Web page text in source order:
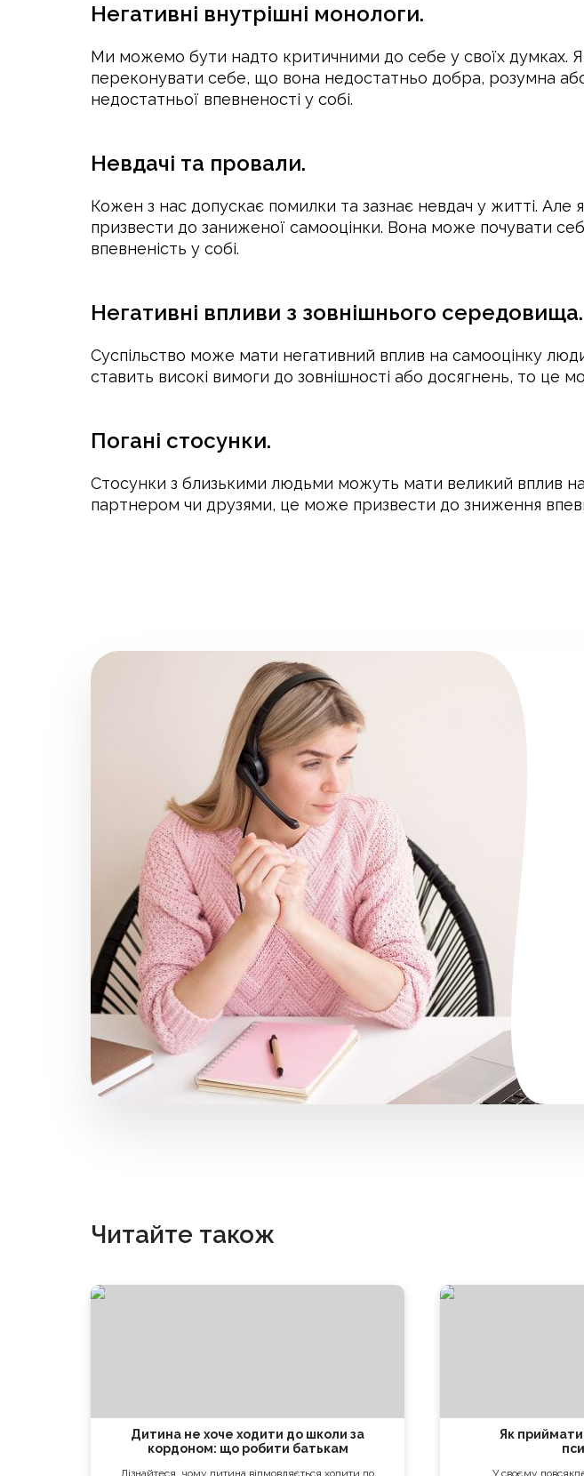
Негативні внутрішні монологи.
Ми можемо бути надто критичними до себе у своїх думках.
переконувати себе, що вона недостатньо добра, розумна
недостатньої впевненості у собі.
Невдачі та провали.
Кожен з нас допускає помилки та зазнає невдач у житті.
призвести до заниженої самооцінки. Вона може почувати
впевненість у собі.
Негативні впливи з зовнішнього середовища.
Суспільство може мати негативний вплив на самооцінку
ставить високі вимоги до зовнішності або досягнень, то це
Погані стосунки.
Стосунки з близькими людьми можуть мати великий вплив
партнером чи друзями, це може призвести до зниження
Читайте також
Дитина не хоче ходити до школи за
кордоном: що робити батькам
Дізнайтеся, чому дитина відмовляється ходити до
Як
У своєму